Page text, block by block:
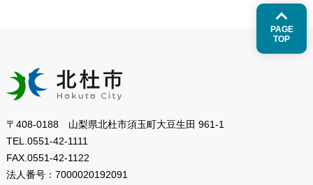
PAGE
TOP
〒408-0188 山梨県北杜市須玉町大豆生田 961-1
TEL. 0551-42-1111
FAX. 0551-42-1122
法人番号： 7000020192091